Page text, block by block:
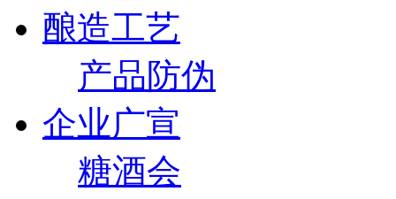
酿造工艺
产品防伪
企业广宣
糖酒会